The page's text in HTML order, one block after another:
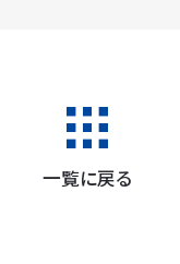
一覧に戻る